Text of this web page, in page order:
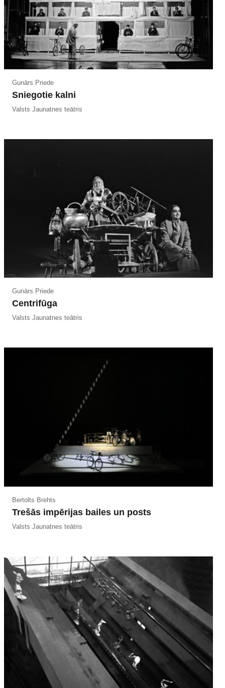
Gunārs Priede
Sniegotie kalni
Valsts Jaunatnes teātris
Gunārs Priede
Centrifūga
Valsts Jaunatnes teātris
Bertolts Brehts
Trešās impērijas bailes un posts
Valsts Jaunatnes teātris